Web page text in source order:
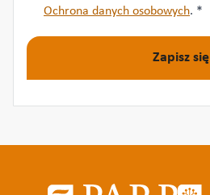
Ochrona danych osobowych. *
Zapisz się